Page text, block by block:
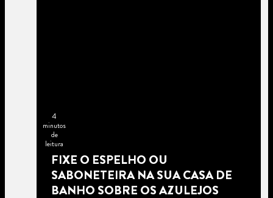
4
minutos
de
leitura
FIXE O ESPELHO OU
SABONETEIRA NA SUA CASA DE
BANHO SOBRE OS AZULEJOS